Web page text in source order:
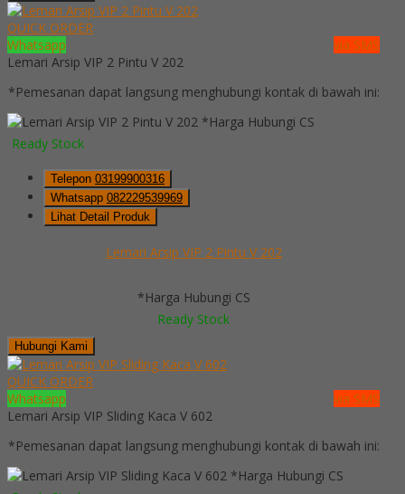
QUICK ORDER
Whatsapp
via SMS
Lemari Arsip VIP 2 Pintu V 202
*Pemesanan dapat langsung menghubungi kontak di bawah ini:
*Harga Hubungi CS
Ready Stock
Telepon 03199900316
Whatsapp 082229539969
Lihat Detail Produk
Lemari Arsip VIP 2 Pintu V 202
*Harga Hubungi CS
Ready Stock
Hubungi Kami
QUICK ORDER
Whatsapp
via SMS
Lemari Arsip VIP Sliding Kaca V 602
*Pemesanan dapat langsung menghubungi kontak di bawah ini:
*Harga Hubungi CS